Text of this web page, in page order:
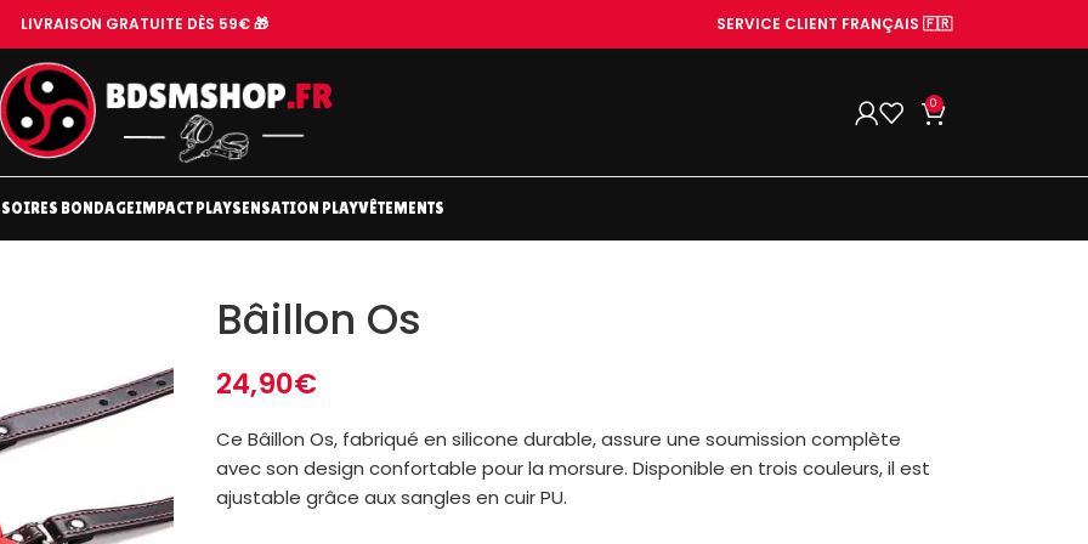
LIVRAISON GRATUITE DÈS 59€ 🎁 SERVICE CLIENT FRANÇAIS 🇫🇷
0
BONDAGEIMPACT PLAYSENSATION PLAYVÊTEMENTS
Bâillon Os
24,90€
Ce Bâillon Os, fabriqué en silicone durable, assure une soumission complète
avec son design confortable pour la morsure. Disponible en trois couleurs, il est
ajustable grâce aux sangles en cuir PU.